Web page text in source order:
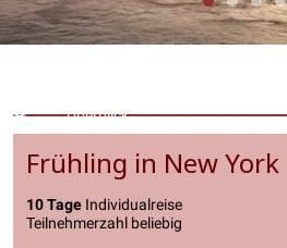
Überblick
Frühling in New York
10 Tage Individualreise
Teilnehmerzahl beliebig